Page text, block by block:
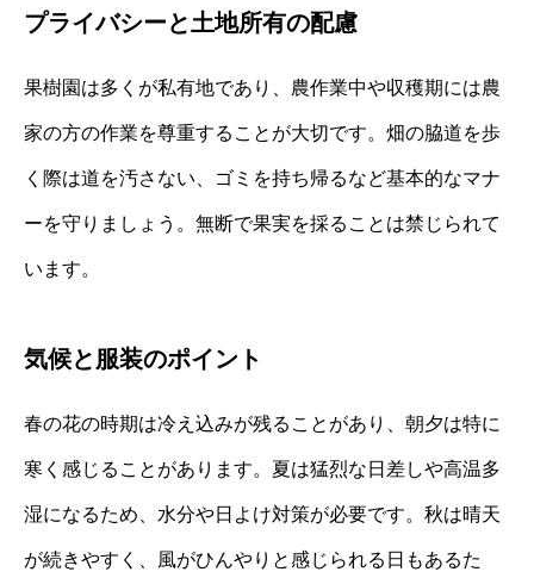
プライバシーと土地所有の配慮
果樹園は多くが私有地であり、農作業中や収穫期には農
家の方の作業を尊重することが大切です。畑の脇道を歩
く際は道を汚さない、ゴミを持ち帰るなど基本的なマナ
ーを守りましょう。無断で果実を採ることは禁じられて
います。
気候と服装のポイント
春の花の時期は冷え込みが残ることがあり、朝夕は特に
寒く感じることがあります。夏は猛烈な日差しや高温多
湿になるため、水分や日よけ対策が必要です。秋は晴天
が続きやすく、風がひんやりと感じられる日もあるた